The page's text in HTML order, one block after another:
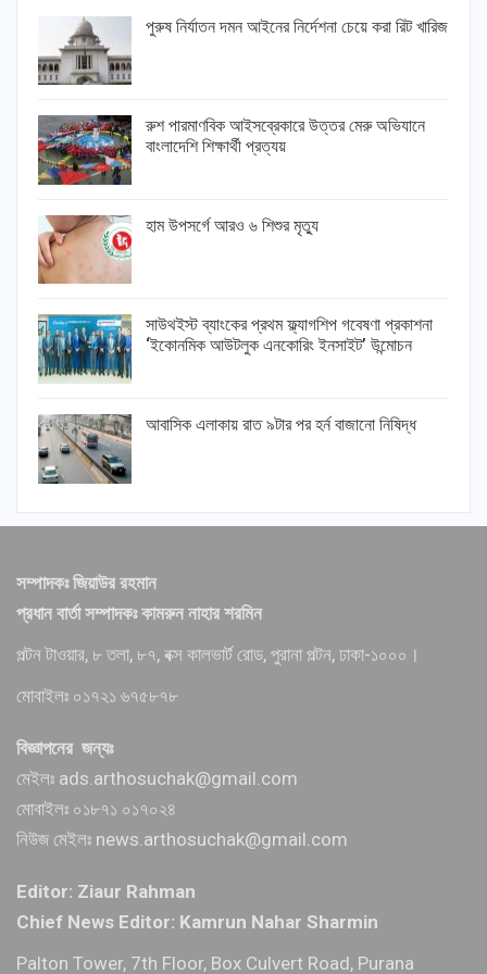
পুরুষ নির্যাতন দমন আইনের নির্দেশনা চেয়ে করা রিট খারিজ
রুশ পারমাণবিক আইসব্রেকারে উত্তর মেরু অভিযানে
বাংলাদেশি শিক্ষার্থী প্রত্যয়
হাম উপসর্গে আরও ৬ শিশুর মৃত্যু
সাউথইস্ট ব্যাংকের প্রথম ফ্ল্যাগশিপ গবেষণা প্রকাশনা
‘ইকোনমিক আউটলুক এনকোরিং ইনসাইট’ উন্মোচন
আবাসিক এলাকায় রাত ৯টার পর হর্ন বাজানো নিষিদ্ধ
সম্পাদকঃ জিয়াউর রহমান
প্রধান বার্তা সম্পাদকঃ কামরুন নাহার শরমিন
পল্টন টাওয়ার, ৮ তলা, ৮৭, বক্স কালভার্ট রোড, পুরানা পল্টন, ঢাকা-১০০০।
মোবাইলঃ ০১৭২১ ৬৭৫৮৭৮
বিজ্ঞাপনের জন্যঃ
মেইলঃ ads.arthosuchak@gmail.com
মোবাইলঃ ০১৮৭১ ০১৭০২৪
নিউজ মেইলঃ news.arthosuchak@gmail.com
Editor: Ziaur Rahman
Chief News Editor: Kamrun Nahar Sharmin
Palton Tower, 7th Floor, Box Culvert Road, Purana